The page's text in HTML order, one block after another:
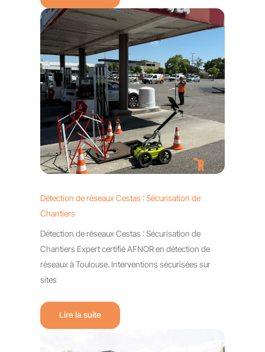
Détection de réseaux Cestas : Sécurisation de
Chantiers
Détection de réseaux Cestas : Sécurisation de
Chantiers Expert certifié AFNOR en détection de
réseaux à Toulouse. Interventions sécurisées sur
sites
Lire la suite